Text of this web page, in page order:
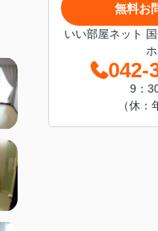
無料お
いい部屋ネット
042-
9：
（休：